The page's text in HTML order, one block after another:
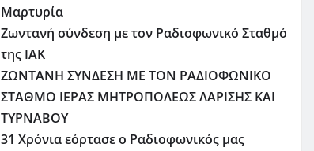
Μαρτυρία
Ζωντανή σύνδεση με τον Ραδιοφωνικό Σταθμό
της ΙΑΚ
ΖΩΝΤΑΝΗ ΣΥΝΔΕΣΗ ΜΕ ΤΟΝ ΡΑΔΙΟΦΩΝΙΚΟ
ΣΤΑΘΜΟ ΙΕΡΑΣ ΜΗΤΡΟΠΟΛΕΩΣ ΛΑΡΙΣΗΣ ΚΑΙ
ΤΥΡΝΑΒΟΥ
31 Χρόνια εόρτασε ο Ραδιοφωνικός μας